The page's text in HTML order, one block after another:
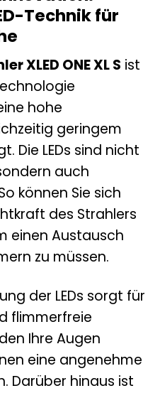
Technik für
XLED ONE XL S ist
hohe
geringem
Die LEDs sind nicht
auch
können Sie sich
des Strahlers
einen Austausch
zu müssen.
der LEDs sorgt für
flimmerfreie
Ihre Augen
eine angenehme
Darüber hinaus ist